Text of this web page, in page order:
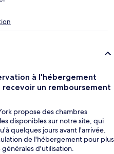
à l'hébergement
recevoir un remboursement
propose des chambres
disponibles sur notre site, qui
quelques jours avant l'arrivée.
de l'hébergement pour plus
d'utilisation.